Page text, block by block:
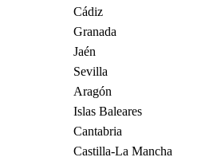
Cádiz
Granada
Jaén
Sevilla
Aragón
Islas Baleares
Cantabria
Castilla-La Mancha